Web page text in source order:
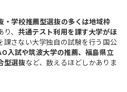
・学校推薦型選抜の多くは地域枠
、 共通テスト利用を課す大学がほ
課さない大学独自の試験を行う国公
入試や筑波大学の推薦、福島県立
型選抜など、数えるほどしかありま